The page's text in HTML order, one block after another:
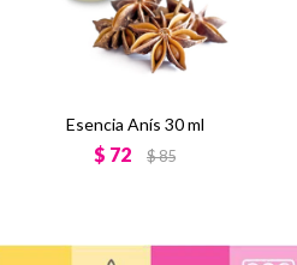
Esencia Anís 30 ml
$ 72 $85